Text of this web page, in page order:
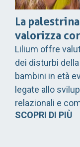
La
valorizza
Lilium offre
dei disturbi
bambini in età
legate allo
relazionali e
SCOPRI DI PIÙ